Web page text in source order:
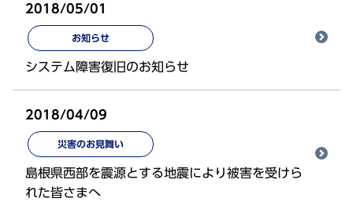
2018/05/01
お知らせ
システム障害復旧のお知らせ
2018/04/09
災害のお見舞い
島根県西部を震源とする地震により被害を受けら
れた皆さまへ